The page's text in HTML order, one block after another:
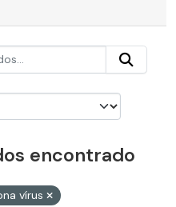
encontrado
vírus